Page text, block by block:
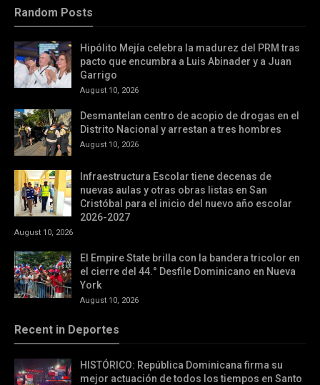
Random Posts
Hipólito Mejía celebra la madurez del PRM tras
pacto que encumbra a Luis Abinader y a Juan
Garrigo
August 10, 2026
Desmantelan centro de acopio de drogas en el
Distrito Nacional y arrestan a tres hombres
August 10, 2026
Infraestructura Escolar tiene decenas de
nuevas aulas y otras obras listas en San
Cristóbal para el inicio del nuevo año escolar
2026-2027
August 10, 2026
El Empire State brilla con la bandera tricolor en
el cierre del 44.° Desfile Dominicano en Nueva
York
August 10, 2026
Recent in Deportes
HISTÓRICO: República Dominicana firma su
mejor actuación de todos los tiempos en Santo